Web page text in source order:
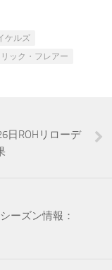
ケルズ
リック・フレアー
日ROHリローデ
ーズン情報：